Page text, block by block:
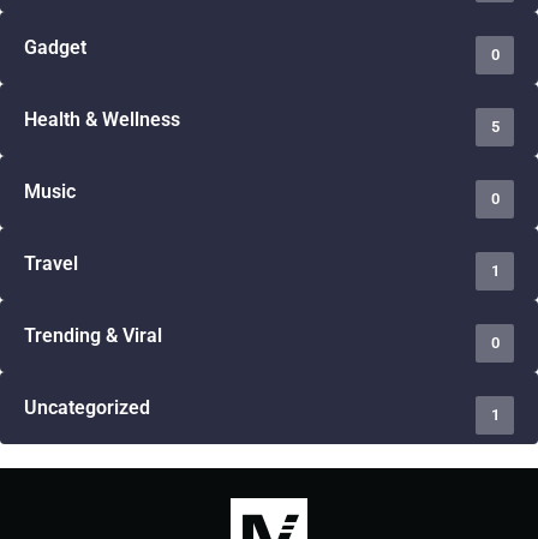
Gadget 0
Health & Wellness 5
Music 0
Travel 1
Trending & Viral 0
Uncategorized 1